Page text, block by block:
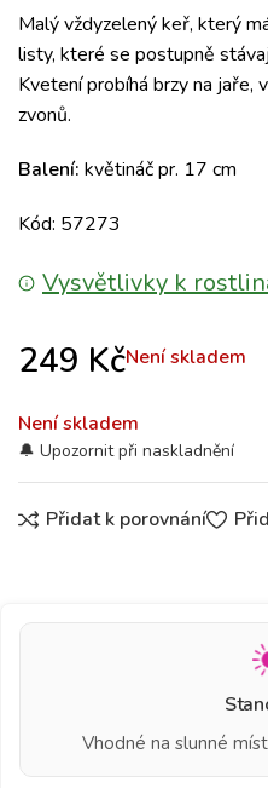
Malý vždyzelený keř, který
listy, které se postupně
Kvetení probíhá brzy na jaře,
zvonů.
Balení: květináč pr. 17 cm
Kód: 57273
Vysvětlivky k
249 KčNení skladem
Není skladem
Přidat k porovnání
Vhodné na slunné